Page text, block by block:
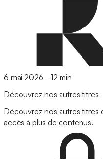
6 mai 2026 - 12 min
Découvrez nos autres titres
Découvrez nos autres
accès à plus de contenus.